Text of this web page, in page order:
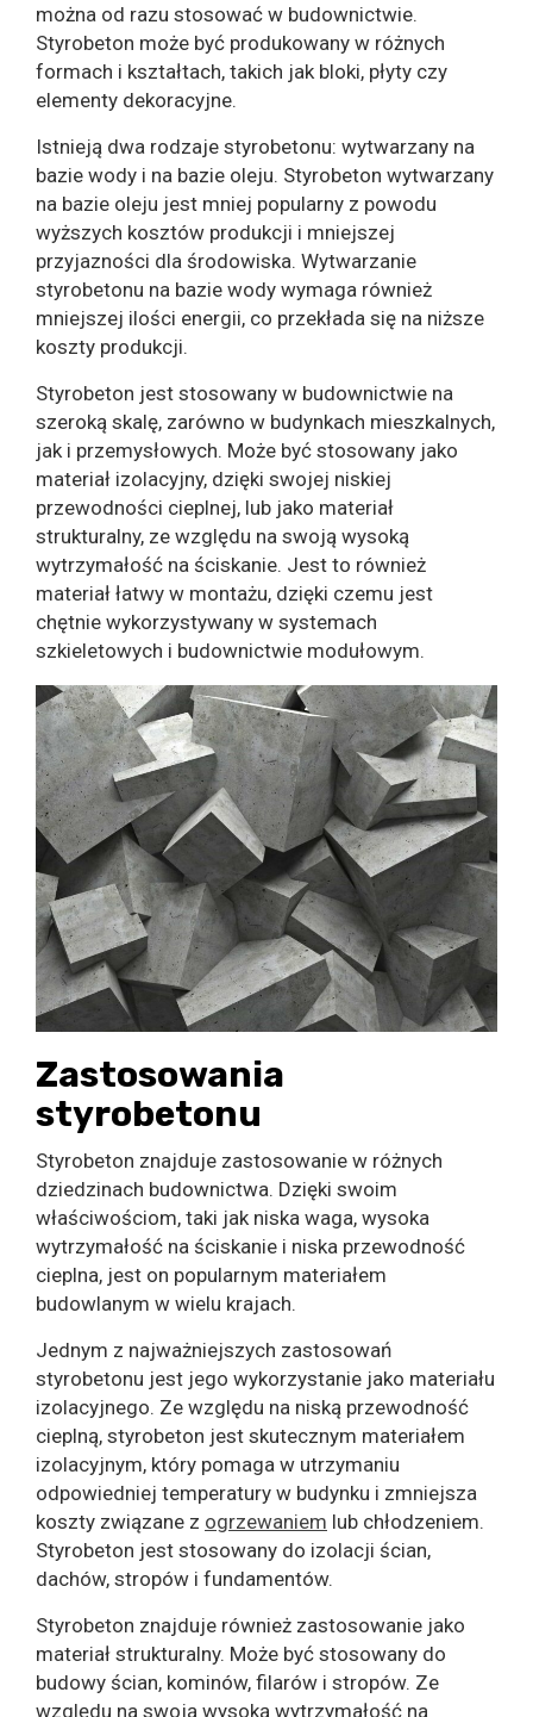
można od razu stosować w budownictwie.
Styrobeton może być produkowany w różnych
formach i kształtach, takich jak bloki, płyty czy
elementy dekoracyjne.
Istnieją dwa rodzaje styrobetonu: wytwarzany na
bazie wody i na bazie oleju. Styrobeton wytwarzany
na bazie oleju jest mniej popularny z powodu
wyższych kosztów produkcji i mniejszej
przyjazności dla środowiska. Wytwarzanie
styrobetonu na bazie wody wymaga również
mniejszej ilości energii, co przekłada się na niższe
koszty produkcji.
Styrobeton jest stosowany w budownictwie na
szeroką skalę, zarówno w budynkach mieszkalnych,
jak i przemysłowych. Może być stosowany jako
materiał izolacyjny, dzięki swojej niskiej
przewodności cieplnej, lub jako materiał
strukturalny, ze względu na swoją wysoką
wytrzymałość na ściskanie. Jest to również
materiał łatwy w montażu, dzięki czemu jest
chętnie wykorzystywany w systemach
szkieletowych i budownictwie modułowym.
Zastosowania
styrobetonu
Styrobeton znajduje zastosowanie w różnych
dziedzinach budownictwa. Dzięki swoim
właściwościom, taki jak niska waga, wysoka
wytrzymałość na ściskanie i niska przewodność
cieplna, jest on popularnym materiałem
budowlanym w wielu krajach.
Jednym z najważniejszych zastosowań
styrobetonu jest jego wykorzystanie jako materiału
izolacyjnego. Ze względu na niską przewodność
cieplną, styrobeton jest skutecznym materiałem
izolacyjnym, który pomaga w utrzymaniu
odpowiedniej temperatury w budynku i zmniejsza
koszty związane z ogrzewaniem lub chłodzeniem.
Styrobeton jest stosowany do izolacji ścian,
dachów, stropów i fundamentów.
Styrobeton znajduje również zastosowanie jako
materiał strukturalny. Może być stosowany do
budowy ścian, kominów, filarów i stropów. Ze
względu na swoją wysoką wytrzymałość na